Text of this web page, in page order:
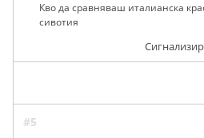
Кво да сравняваш италианска
сивотия
#5